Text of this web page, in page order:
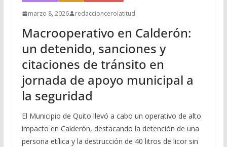
marzo 8, 2026 redaccioncerolatitud
Macrooperativo en Calderón:
un detenido, sanciones y
citaciones de tránsito en
jornada de apoyo municipal a
la seguridad
El Municipio de Quito llevó a cabo un operativo de alto
impacto en Calderón, destacando la detención de una
persona etílica y la destrucción de 40 litros de licor sin